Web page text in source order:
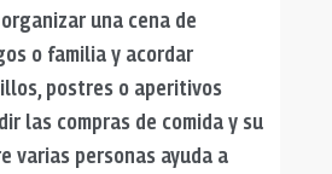
una cena de
o familia y acordar
postres o aperitivos
las compras de comida y su
varias personas ayuda a